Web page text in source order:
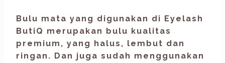
Bulu mata yang digunakan di Eyelash
ButiQ merupakan bulu kualitas
premium, yang halus, lembut dan
ringan. Dan juga sudah menggunakan